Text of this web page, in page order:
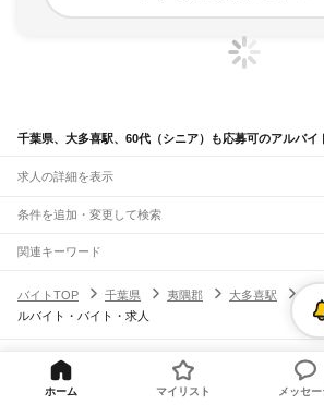
千葉県、大多喜駅、60代（シニア）も応募可のアルバイ
求人の詳細を表示
条件を追加・変更して検索
市区町村を追加・変更
千葉県すべて
千葉市すべて
銚子市 館山市 野田市
旭市
勝浦市市原市 八千代市我
君津市
四街道市 八街市 印西
駅を追加・変更
JR中央・総武線
市川駅本八幡駅 下総中山駅 西船橋駅 東船橋駅津
職種を追加・変更
飲食・フードサービス
すべて
ホールスタッフ
キッチンスタッフ 皿洗い・洗い場精肉
特徴を追加・変更
人気
雇用形態を追加・変更
関連キーワード
バイトTOP
千葉県 夷隅郡 大多喜駅
ルバイト・バイト・求人
ヘルプ・お問い合わせ サイトマップ
利用規約・プライバ
[企業]求人広告の掲載相談
ホーム マイリスト メッセ